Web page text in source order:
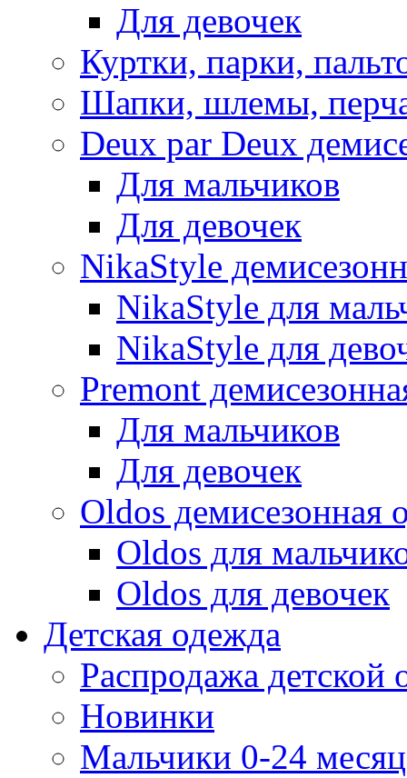
Для девочек
Куртки, парки,
Шапки, шлемы,
Deux par Deux
Для мальчиков
Для девочек
NikaStyle
NikaStyle для
NikaStyle для
Premont
Для мальчиков
Для девочек
Oldos демисезонная
Oldos для
Oldos для девочек
Детская одежда
Распродажа детской
Новинки
Мальчики 0-24